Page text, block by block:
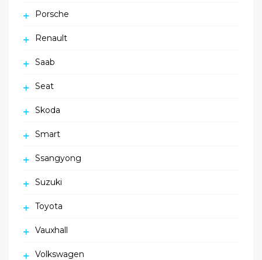
Porsche
Renault
Saab
Seat
Skoda
Smart
Ssangyong
Suzuki
Toyota
Vauxhall
Volkswagen